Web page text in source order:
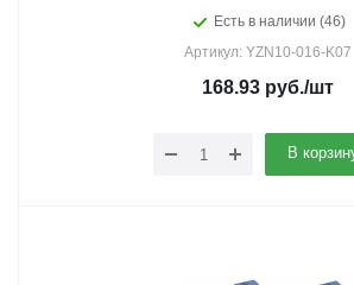
Есть в наличии (46)
Артикул: YZN10-016-K07
168.93руб./шт
В